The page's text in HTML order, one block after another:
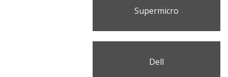
Supermicro
Dell